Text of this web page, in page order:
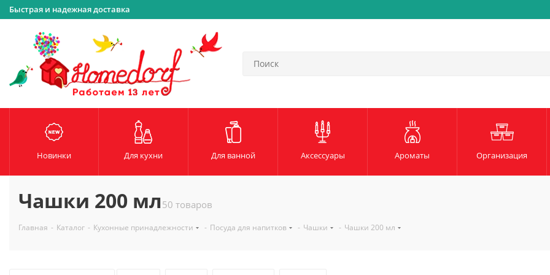
Быстрая и надежная доставка
Новинки Для кухни Для ванной Аксессуары Ароматы Организация
Чашки 200 мл50 товаров
Главная - Каталог - Кухонные принадлежности - Посуда для напитков - Чашки - Чашки 200 мл